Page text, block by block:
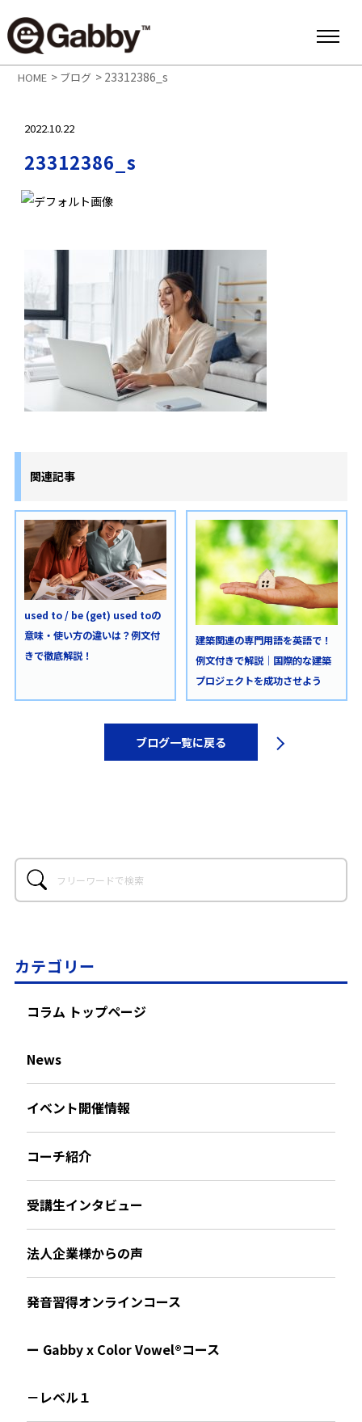
HOME > ブログ > 23312386_s
2022.10.22
23312386_s
関連記事
used to / be (get) used toの
意味・使い方の違いは？例文付
きで徹底解説！
建築関連の専門用語を英語で！
例文付きで解説｜国際的な建築
プロジェクトを成功させよう
ブログ一覧に戻る
カテゴリー
コラム トップページ
News
イベント開催情報
コーチ紹介
受講生インタビュー
法人企業様からの声
発音習得オンラインコース
ー Gabby x Color Vowel®︎コース
－レベル１